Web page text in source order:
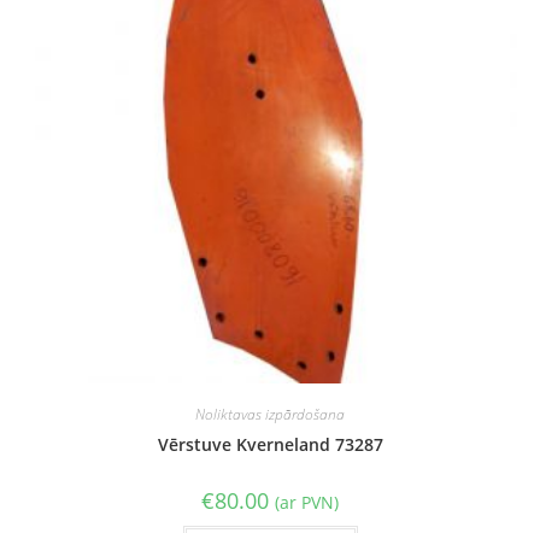
Noliktavas izpārdošana
Vērstuve Kverneland 73287
€80.00 (ar PVN)